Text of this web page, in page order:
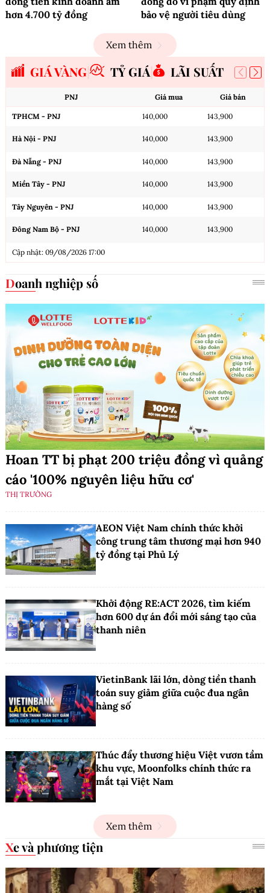
hơn 4.700 tỷ đồng
bảo vệ người tiêu dùng
Xem thêm
GIÁ VÀNG TỶ GIÁ LÃI SUẤT
PNJ Giá mua Giá bán
TPHCM - PNJ 140,000 143,900
Hà Nội - PNJ 140,000 143,900
Đà Nẵng - PNJ 140,000 143,900
Miền Tây - PNJ 140,000 143,900
Tây Nguyên - PNJ 140,000 143,900
Đông Nam Bộ - PNJ 140,000 143,900
Cập nhật: 09/08/2026 17:00
Doanh nghiệp số
Hoan TT bị phạt 200 triệu đồng vì quảng
cáo '100% nguyên liệu hữu cơ'
THỊ TRƯỜNG
AEON Việt Nam chính thức khởi
công trung tâm thương mại hơn 940
tỷ đồng tại Phủ Lý
Khởi động RE:ACT 2026, tìm kiếm
hơn 600 dự án đổi mới sáng tạo của
thanh niên
VietinBank lãi lớn, dòng tiền thanh
toán suy giảm giữa cuộc đua ngân
hàng số
Thúc đẩy thương hiệu Việt vươn tầm
khu vực, Moonfolks chính thức ra
mắt tại Việt Nam
Xem thêm
Xe và phương tiện